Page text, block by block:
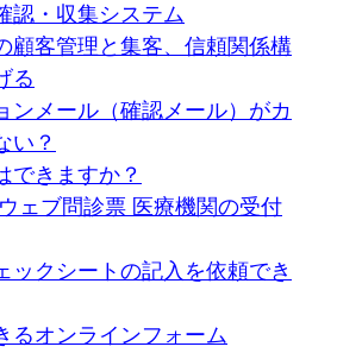
認・収集システム
顧客管理と集客、信頼関係構
る
ンメール（確認メール）がカ
い？
できますか？
ェブ問診票 医療機関の受付
ックシートの記入を依頼でき
るオンラインフォーム